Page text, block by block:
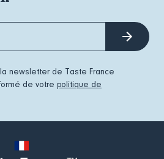
newsletter de Taste France
de votre politique de